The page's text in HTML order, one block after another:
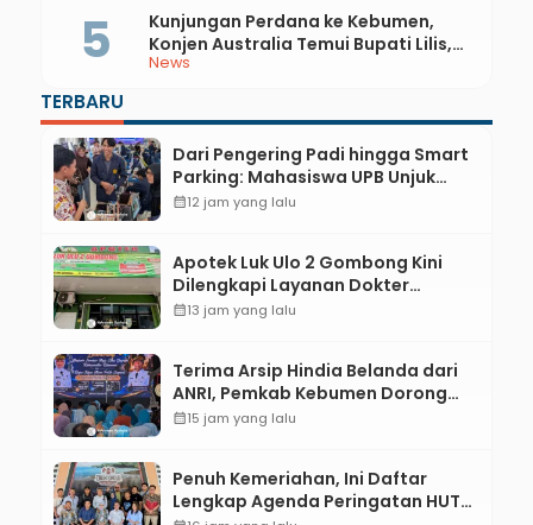
News
Kunjungan Perdana ke Kebumen,
Konjen Australia Temui Bupati Lilis,
Ini yang Dibahas
TERBARU
Dari Pengering Padi hingga Smart
Parking: Mahasiswa UPB Unjuk
Gigi Lewat Pameran CODEX 2
calendar_month12 jam yang lalu
Apotek Luk Ulo 2 Gombong Kini
Dilengkapi Layanan Dokter
Spesialis Anak
calendar_month13 jam yang lalu
Terima Arsip Hindia Belanda dari
ANRI, Pemkab Kebumen Dorong
Integrasi Sejarah, Geopark, dan
calendar_month15 jam yang lalu
Penuh Kemeriahan, Ini Daftar
Lengkap Agenda Peringatan HUT